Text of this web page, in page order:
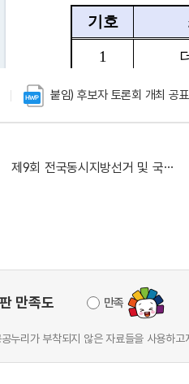
붙임) 후보자 토론회 개최 공
제9회 전국동시지방선거 및 국회의원보궐선거(연수구갑선거...
만족도 만족
공누리가 부착되지 않은 자료들을 사용하